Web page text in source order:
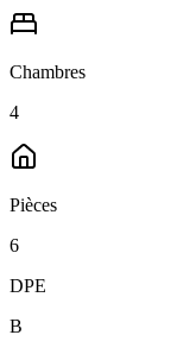
Chambres
4
Pièces
6
DPE
B